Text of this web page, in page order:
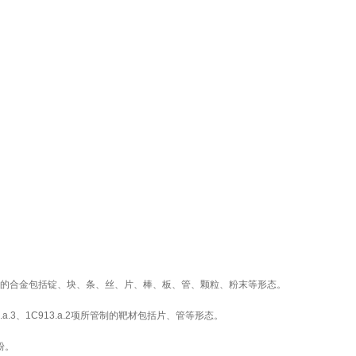
金包括锭、块、条、丝、片、棒、板、管、颗粒、粉末等形态。
、1C913.a.2项所管制的靶材包括片、管等形态。